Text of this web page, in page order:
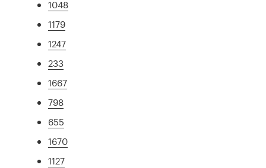
1048
1179
1247
233
1667
798
655
1670
1127